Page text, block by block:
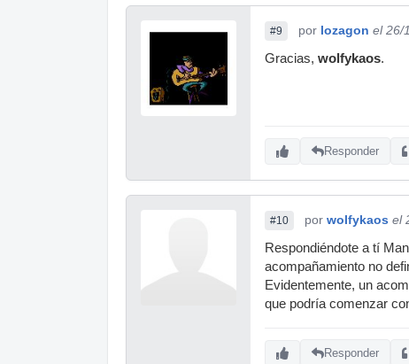
#9 por lozagon el 26/
Gracias, wolfykaos.
Responder
#10 por wolfykaos el
Respondiéndote a tí
acompañamiento no
Evidentemente, un
que podría comenzar
Responder